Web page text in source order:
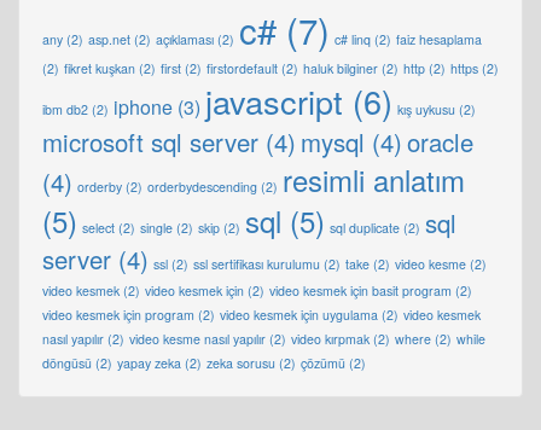
any (2) asp.net (2) açıklaması (2) c# (7) c# linq (2) faiz hesaplama
(2) fikret kuşkan (2) first (2) firstordefault (2) haluk bilginer (2) http (2) https (2)
ibm db2 (2) iphone (3) javascript (6) kış uykusu (2)
microsoft sql server (4) mysql (4)oracle
(4) orderby (2) orderbydescending (2) resimli anlatım
(5) select (2) single (2) skip (2) sql (5) sql duplicate (2) sql
server (4) ssl (2) ssl sertifikası kurulumu (2) take (2) video kesme (2)
video kesmek (2) video kesmek için (2) video kesmek için basit program (2)
video kesmek için program (2) video kesmek için uygulama (2) video kesmek
nasıl yapılır (2) video kesme nasıl yapılır (2) video kırpmak (2) where (2) while
döngüsü (2) yapay zeka (2) zeka sorusu (2) çözümü (2)